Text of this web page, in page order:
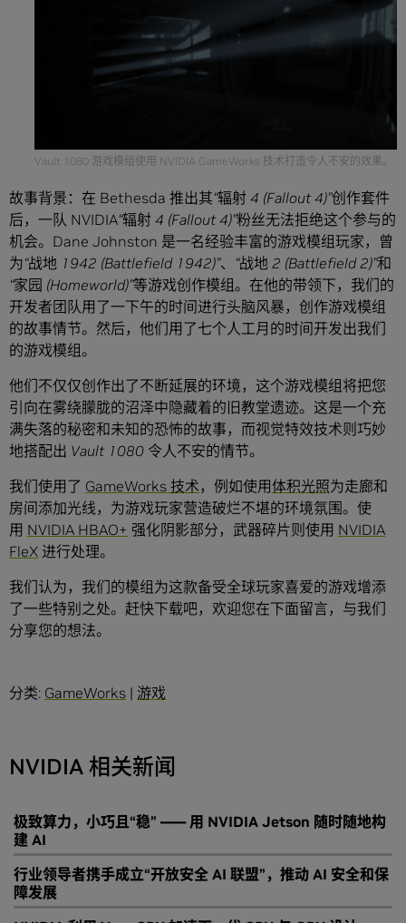
Vault 1080 游戏模组使用 NVIDIA GameWorks 技术打造令人不安的效果。
故事背景：在 Bethesda 推出其“辐射 4 (Fallout 4)”创作套件
后，一队 NVIDIA“辐射 4 (Fallout 4)”粉丝无法拒绝这个参与的
机会。Dane Johnston 是一名经验丰富的游戏模组玩家，曾
为“战地 1942 (Battlefield 1942)”、 “战地 2 (Battlefield 2)”和
“家园 (Homeworld)”等游戏创作模组。在他的带领下，我们的
开发者团队用了一下午的时间进行头脑风暴，创作游戏模组
的故事情节。然后，他们用了七个人工月的时间开发出我们
的游戏模组。
他们不仅仅创作出了不断延展的环境，这个游戏模组将把您
引向在雾绕朦胧的沼泽中隐藏着的旧教堂遗迹。这是一个充
满失落的秘密和未知的恐怖的故事，而视觉特效技术则巧妙
地搭配出 Vault 1080 令人不安的情节。
我们使用了 GameWorks 技术，例如使用体积光照为走廊和
房间添加光线，为游戏玩家营造破烂不堪的环境氛围。使
用 NVIDIA HBAO+ 强化阴影部分，武器碎片则使用 NVIDIA
FleX 进行处理。
我们认为，我们的模组为这款备受全球玩家喜爱的游戏增添
了一些特别之处。赶快下载吧，欢迎您在下面留言，与我们
分享您的想法。
分类: GameWorks | 游戏
NVIDIA 相关新闻
极致算力，小巧且“稳” —— 用 NVIDIA Jetson 随时随地构
建 AI
行业领导者携手成立“开放安全 AI 联盟”，推动 AI 安全和保
障发展